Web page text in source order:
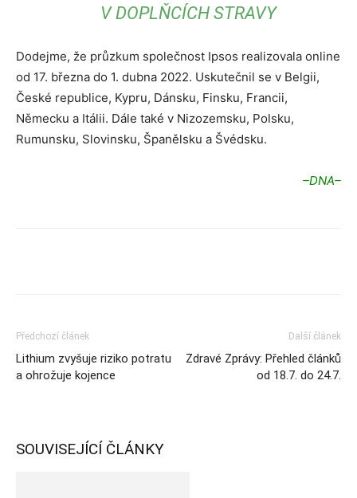
V DOPLŇCÍCH STRAVY
Dodejme, že průzkum společnost Ipsos realizovala online
od 17. března do 1. dubna 2022. Uskutečnil se v Belgii,
České republice, Kypru, Dánsku, Finsku, Francii,
Německu a Itálii. Dále také v Nizozemsku, Polsku,
Rumunsku, Slovinsku, Španělsku a Švédsku.
–DNA–
Předchozí článek
Lithium zvyšuje riziko potratu
a ohrožuje kojence
Další článek
Zdravé Zprávy: Přehled článků
od 18.7. do 24.7.
SOUVISEJÍCÍ ČLÁNKY